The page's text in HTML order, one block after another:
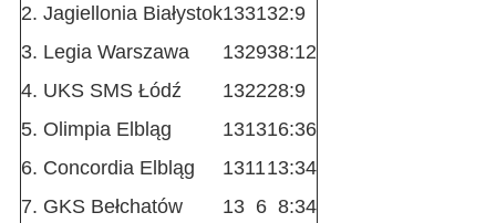
2. Jagiellonia Białystok133132:9
3. Legia Warszawa 132938:12
4. UKS SMS Łódź 132228:9
5. Olimpia Elbląg 131316:36
6. Concordia Elbląg 131113:34
7. GKS Bełchatów 1368:34